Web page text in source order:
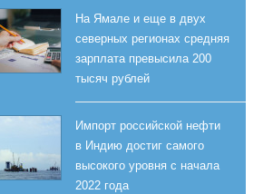
На Ямале и еще в двух
северных регионах средняя
зарплата превысила 200
тысяч рублей
Импорт российской нефти
в Индию достиг самого
высокого уровня с начала
2022 года